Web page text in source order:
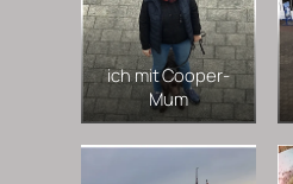
ich mit Cooper-
Mum